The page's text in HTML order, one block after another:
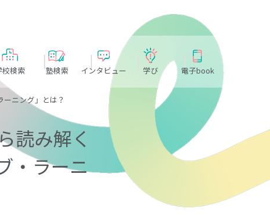
校検索 塾検索 インタビュー 学び 電子book
ニング」とは？
読み解く
・ラーニ